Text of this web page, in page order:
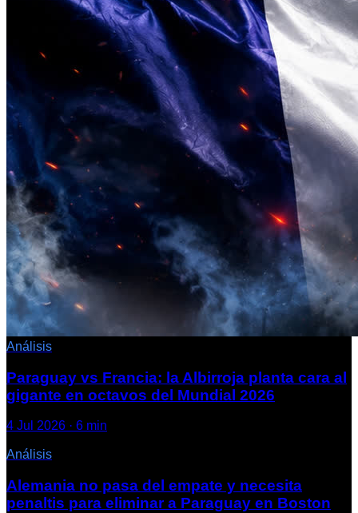
Análisis
Paraguay vs Francia: la Albirroja planta cara al
gigante en octavos del Mundial 2026
4 Jul 2026 · 6 min
Análisis
Alemania no pasa del empate y necesita
penaltis para eliminar a Paraguay en Boston